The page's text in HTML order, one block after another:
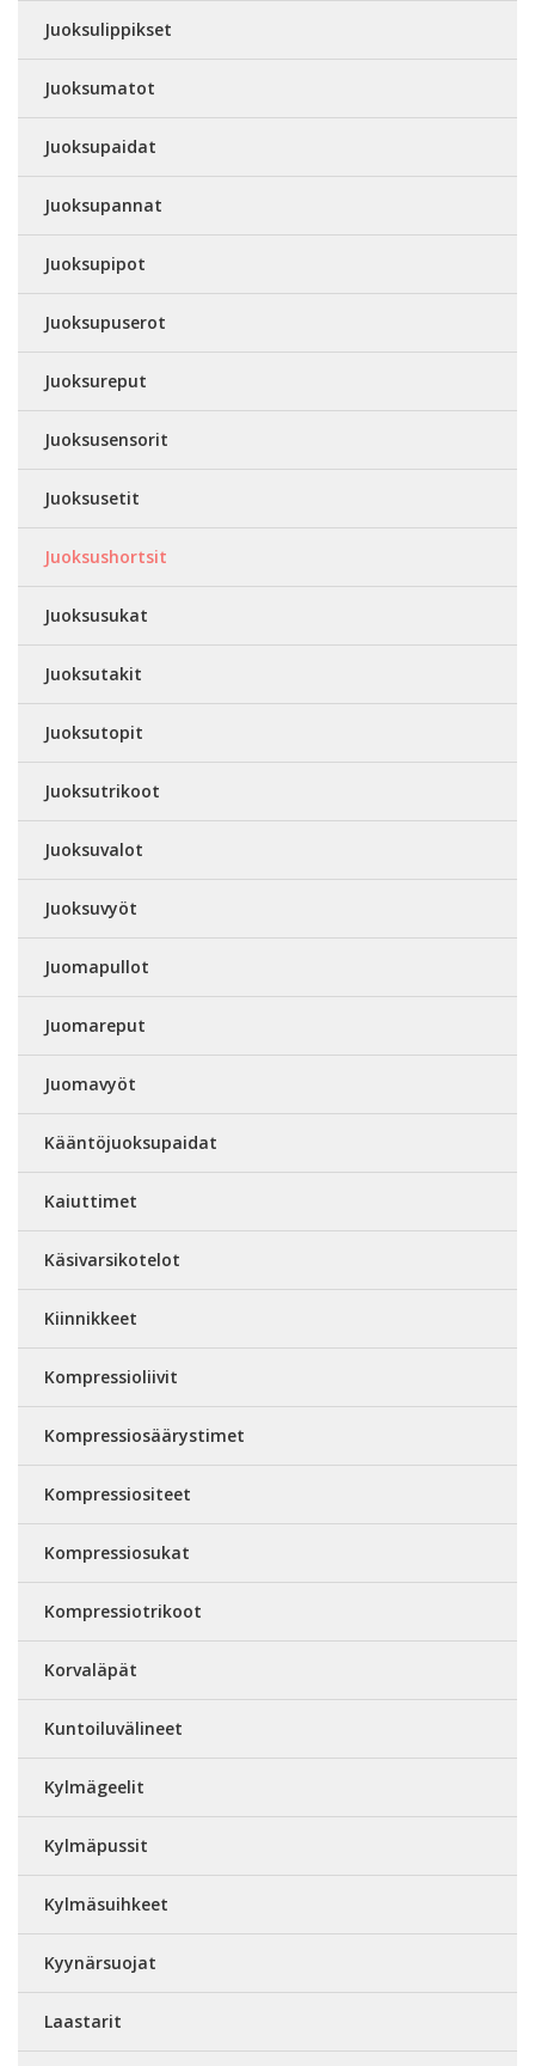
Juoksulippikset
Juoksumatot
Juoksupaidat
Juoksupannat
Juoksupipot
Juoksupuserot
Juoksureput
Juoksusensorit
Juoksusetit
Juoksushortsit
Juoksusukat
Juoksutakit
Juoksutopit
Juoksutrikoot
Juoksuvalot
Juoksuvyöt
Juomapullot
Juomareput
Juomavyöt
Kääntöjuoksupaidat
Kaiuttimet
Käsivarsikotelot
Kiinnikkeet
Kompressioliivit
Kompressiosäärystimet
Kompressiositeet
Kompressiosukat
Kompressiotrikoot
Korvaläpät
Kuntoiluvälineet
Kylmägeelit
Kylmäpussit
Kylmäsuihkeet
Kyynärsuojat
Laastarit